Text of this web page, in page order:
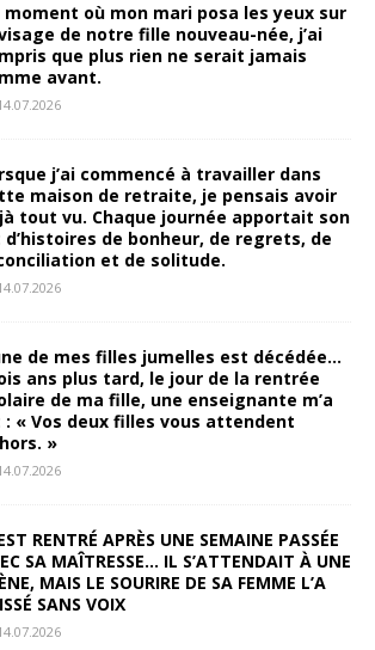
moment où mon mari posa les yeux sur
de notre fille nouveau-née, j’ai
que plus rien ne serait jamais
avant.
j’ai commencé à travailler dans
maison de retraite, je pensais avoir
tout vu. Chaque journée apportait son
d’histoires de bonheur, de regrets, de
et de solitude.
de mes filles jumelles est décédée…
ans plus tard, le jour de la rentrée
de ma fille, une enseignante m’a
: « Vos deux filles vous attendent
»
RENTRÉ APRÈS UNE SEMAINE PASSÉE
SA MAÎTRESSE… IL S’ATTENDAIT À UNE
MAIS LE SOURIRE DE SA FEMME L’A
SANS VOIX